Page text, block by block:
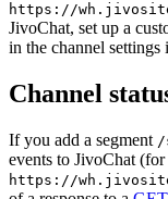
https://
JivoChat, set up a
in the channel settings
Channel
If you add a segment /
events to JivoChat (for
https://